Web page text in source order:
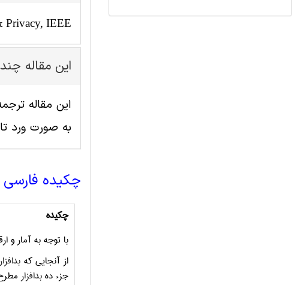
Privacy, IEEE
این مقاله
به صورت ورد
چکیده فارسی
چکیده
با توجه به آمار و
از آنجایی که بدافزار
جزء دهبدافزارمطرح